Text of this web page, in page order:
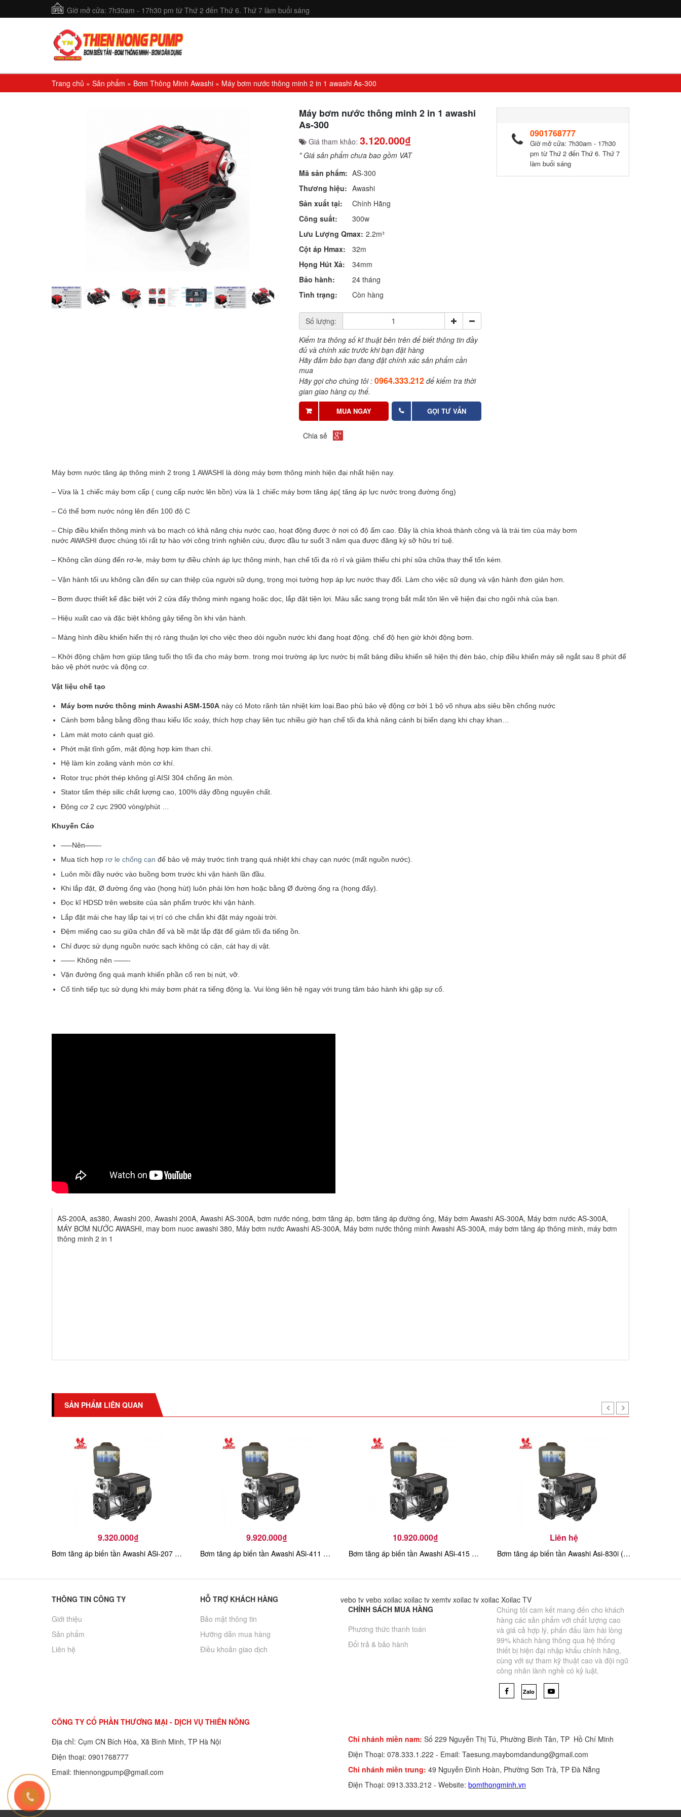
Giờ mở cửa: 7h30am - 17h30 pm từ Thứ 2 đến Thứ 6. Thứ 7 làm buổi sáng
Trang chủ » Sản phẩm » Bơm Thông Minh Awashi » Máy bơm nước thông minh 2 in 1 awashi As-300
Máy bơm nước thông minh 2 in 1 awashi
As-300
Giá tham khảo: 3.120.000₫
* Giá sản phẩm chưa bao gồm VAT
Mã sản phẩm: AS-300
Thương hiệu: Awashi
Sản xuất tại:
Chính Hãng
Công suất:
300w
Lưu Lượng Qmax: 2.2m³
Cột áp Hmax:
32m
Họng Hút Xả:
34mm
Bảo hành:
24 tháng
Tình trạng:
Còn hàng
Số lượng:
Kiểm tra thông số kĩ thuật bên trên để biết thông tin đầy
đủ và chính xác trước khi bạn đặt hàng
Hãy đảm bảo bạn đang đặt chính xác sản phẩm cần
mua
Hãy gọi cho chúng tôi : 0964.333.212để kiểm tra thời
gian giao hàng cụ thể.
MUA NGAY GỌI TƯ VẤN
Chia sẻ
0901768777
Giờ mở cửa: 7h30am - 17h30
pm từ Thứ 2 đến Thứ 6. Thứ 7
làm buổi sáng
Máy bơm nước tăng áp thông minh 2 trong 1 AWASHI là dòng máy bơm thông minh hiện đại nhất hiện nay.
– Vừa là 1 chiếc máy bơm cấp ( cung cấp nước lên bồn) vừa là 1 chiếc máy bơm tăng áp( tăng áp lực nước trong đường ống)
– Có thể bơm nước nóng lên đến 100 độ C
– Chíp điều khiển thông minh và bo mạch có khả năng chịu nước cao, hoạt động được ở nơi có độ ẩm cao. Đây là chìa khoá thành công và là trái tim của máy bơm
nước AWASHI được chúng tôi rất tự hào với công trình nghiên cứu, được đầu tư suốt 3 năm qua được đăng ký sỡ hữu trí tuệ.
– Không cần dùng đến rơ-le, máy bơm tự điều chỉnh áp lực thông minh, hạn chế tối đa rò rỉ và giảm thiểu chi phí sữa chữa thay thế tốn kém.
– Vận hành tối ưu không cần đến sự can thiệp của người sữ dụng, trọng mọi tường hợp áp lực nước thay đổi. Làm cho việc sữ dụng và vận hành đơn giản hơn.
– Bơm được thiết kế đặc biệt với 2 cửa đẩy thông minh ngang hoặc dọc, lắp đặt tiện lợi. Màu sắc sang trọng bắt mắt tôn lên vẽ hiện đại cho ngôi nhà của bạn.
– Hiệu xuất cao và đặc biệt không gây tiếng ồn khi vận hành.
– Màng hình điều khiển hiển thị rỏ ràng thuận lợi cho việc theo dỏi nguồn nước khi đang hoạt động. chế độ hẹn giờ khởi động bơm.
– Khởi động chậm hơn giúp tăng tuổi thọ tối đa cho máy bơm. trong mọi trường áp lực nước bị mất bảng điều khiển sẽ hiện thị đèn báo, chíp điều khiển máy sẽ ngắt sau 8 phút để
bảo vệ phớt nước và động cơ.
Vật liệu chế tạo
Máy bơm nước thông minh Awashi ASM-150A này có Moto rãnh tản nhiệt kim loại.Bao phủ bảo vệ động cơ bởi 1 bộ võ nhựa abs siêu bền chống nước
Cánh bơm bằng bằng đồng thau kiểu lốc xoáy, thích hợp chạy liên tục nhiều giờ hạn chế tối đa khả năng cánh bị biến dạng khi chạy khan…
Làm mát moto cánh quạt gió.
Phớt mặt tĩnh gốm, mặt động hợp kim than chì.
Hệ làm kín zoăng vành mòn cơ khí.
Rotor trục phớt thép không gỉ AISI 304 chống ăn mòn.
Stator tấm thép silic chất lượng cao, 100% dây đồng nguyên chất.
Động cơ 2 cực 2900 vòng/phút …
Khuyến Cáo
—–Nên——-
Mua tích hợp rơ le chống cạn để bảo vệ máy trước tình trạng quá nhiệt khi chạy cạn nước (mất nguồn nước).
Luôn mồi đầy nước vào buồng bơm trước khi vận hành lần đầu.
Khi lắp đặt, Ø đường ống vào (họng hút) luôn phải lớn hơn hoặc bằng Ø đường ống ra (họng đẩy).
Đọc kĩ HDSD trên website của sản phẩm trước khi vận hành.
Lắp đặt mái che hay lắp tại vị trí có che chắn khi đặt máy ngoài trời.
Đệm miếng cao su giữa chân đế và bề mặt lắp đặt để giảm tối đa tiếng ồn.
Chỉ được sử dụng nguồn nước sạch không có cặn, cát hay dị vật.
—— Không nên ——-
Vặn đường ống quá mạnh khiến phần cổ ren bị nứt, vỡ.
Cố tình tiếp tục sử dụng khi máy bơm phát ra tiếng động lạ. Vui lòng liên hệ ngay với trung tâm bảo hành khi gặp sự cố.
AS-200A, as380, Awashi 200, Awashi 200A, Awashi AS-300A, bơm nước nóng, bơm tăng áp, bơm tăng áp đường ống, Máy bơm Awashi AS-300A, Máy bơm nước AS-300A,
MÁY BƠM NƯỚC AWASHI, may bom nuoc awashi 380, Máy bơm nước Awashi AS-300A, Máy bơm nước thông minh Awashi AS-300A, máy bơm tăng áp thông minh, máy bơm
thông minh 2 in 1
SẢN PHẨM LIÊN QUAN
9.320.000₫
Bơm tăng áp biến tần Awashi ASi-207 075kw
9.920.000₫
Bơm tăng áp biến tần Awashi ASi-411 1.1kw
10.920.000₫
Bơm tăng áp biến tần Awashi ASi-415 1.5kw
Liên hệ
Bơm tăng áp biến tần Awashi Asi-830i (3kw)
vebo tv vebo xoilac xoilac tv xemtv xoilac tv xoilac Xoilac TV
THÔNG TIN CÔNG TY
Giới thiệu
Sản phẩm
Liên hệ
HỖ TRỢ KHÁCH HÀNG
Bảo mật thông tin
Hưỡng dẫn mua hàng
Điều khoản giao dịch
CHÍNH SÁCH MUA HÀNG
Phương thức thanh toán
Đổi trả & bảo hành
Chúng tôi cam kết mang đến cho khách
hàng các sản phẩm với chất lượng cao
và giá cả hợp lý, phấn đấu làm hài lòng
99% khách hàng thông qua hệ thống
thiết bị hiện đại nhập khẩu chính hãng,
cùng với sự tham kỹ thuật cao và đội ngũ
công nhân lành nghề có kỷ luật.
Zalo
CÔNG TY CỔ PHẦN THƯƠNG MẠI - DỊCH VỤ THIÊN NÔNG
Địa chỉ: Cụm CN Bích Hòa, Xã Bình Minh, TP Hà Nội
Điện thoại: 0901768777
Email: thiennongpump@gmail.com
Chi nhánh miền nam: Số 229 Nguyễn Thị Tú, Phường Bình Tân, TP Hồ Chí Minh
Điện Thoại: 078.333.1.222 - Email: Taesung.maybomdandung@gmail.com
Chi nhánh miền trung: 49 Nguyễn Đình Hoàn, Phường Sơn Trà, TP Đà Nẵng
Điện Thoại: 0913.333.212 - Website: bomthongminh.vn